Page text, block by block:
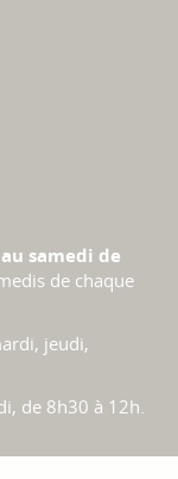
samedi de
de chaque
jeudi,
de 8h30 à 12h.